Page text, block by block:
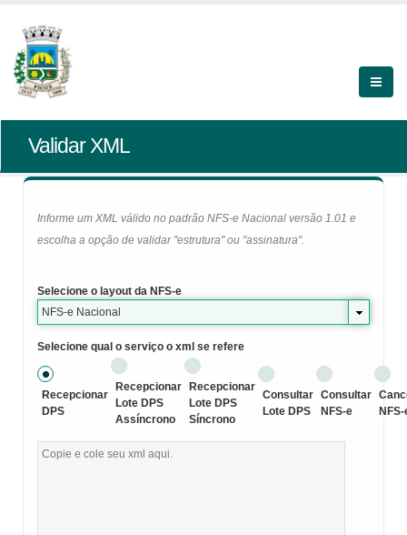
Validar XML
Informe um XML válido no padrão NFS-e Nacional versão 1.01 e
escolha a opção de validar "estrutura" ou "assinatura".
Selecione o layout da NFS-e
NFS-e Nacional
Selecione qual o serviço o xml se refere
Recepcionar
DPS
Recepcionar
Lote DPS
Assíncrono
Recepcionar
Lote DPS
Síncrono
Consultar
Lote DPS
Consultar
NFS-e
NFS-